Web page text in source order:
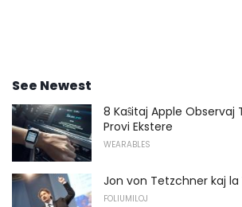
See Newest
8 Kaŝitaj Apple Observaj
Provi Ekstere
WEARABLES
Jon von Tetzchner kaj
FOLIUMILOJ